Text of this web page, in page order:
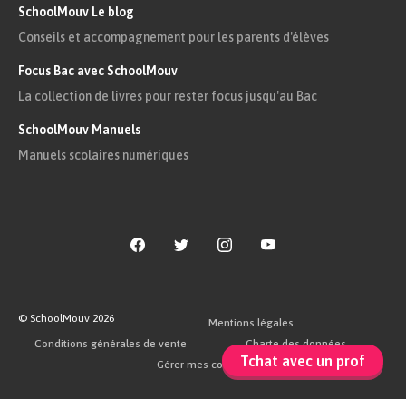
Tchat avec un prof
événement important qui marque le
début d’une nouvelle période.
La frise chronologique est un outil très utile pour
les années par rapport à la date de
avant Jésus-Christ (on écrit « av. J.-C. »)
et des années après Jésus-Christ.
SchoolMouv Le blog
Conseils et accompagnement pour les parents d'élèves
Focus Bac avec SchoolMouv
La collection de livres pour rester focus jusqu'au Bac
SchoolMouv Manuels
Manuels scolaires numériques
© SchoolMouv 2026
Mentions légales
Conditions générales de vente
Charte des données
Gérer mes cookies